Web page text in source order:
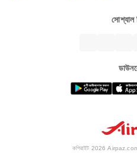
সোশ্যাল
কপিরাইট 2026